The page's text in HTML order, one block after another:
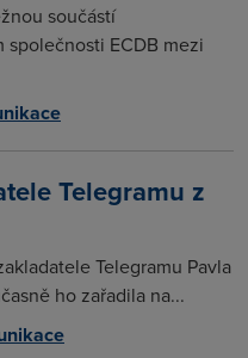
součástí
ECDB mezi
Telegramu z
Telegramu Pavla
ho zařadila na...